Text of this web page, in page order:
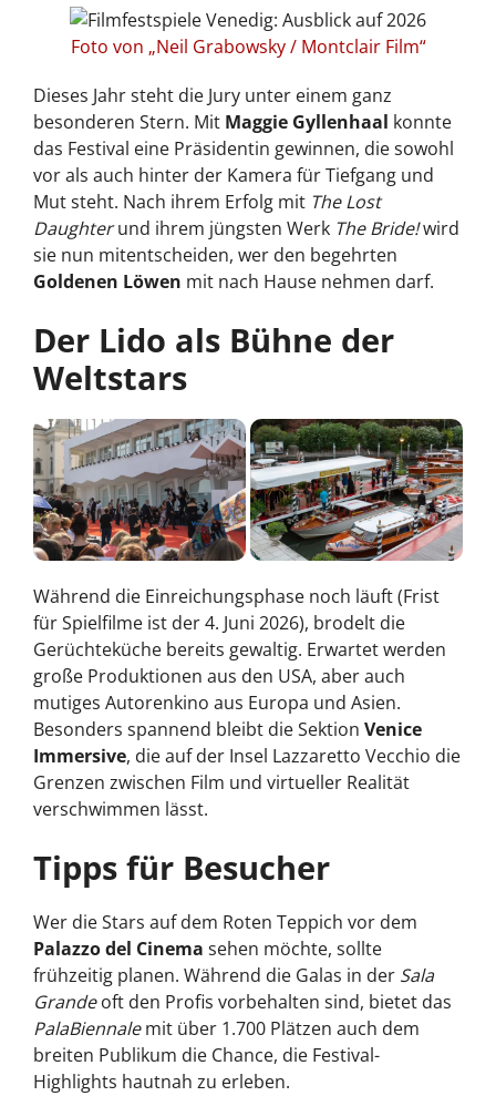
Foto von „Neil Grabowsky / Montclair Film“
Dieses Jahr steht die Jury unter einem ganz
besonderen Stern. Mit Maggie Gyllenhaal konnte
das Festival eine Präsidentin gewinnen, die sowohl
vor als auch hinter der Kamera für Tiefgang und
Mut steht. Nach ihrem Erfolg mit The Lost
Daughterund ihrem jüngsten Werk The Bride!wird
sie nun mitentscheiden, wer den begehrten
Goldenen Löwen mit nach Hause nehmen darf.
Der Lido als Bühne der
Weltstars
Während die Einreichungsphase noch läuft (Frist
für Spielfilme ist der 4. Juni 2026), brodelt die
Gerüchteküche bereits gewaltig. Erwartet werden
große Produktionen aus den USA, aber auch
mutiges Autorenkino aus Europa und Asien.
Besonders spannend bleibt die Sektion Venice
Immersive, die auf der Insel Lazzaretto Vecchio die
Grenzen zwischen Film und virtueller Realität
verschwimmen lässt.
Tipps für Besucher
Wer die Stars auf dem Roten Teppich vor dem
Palazzo del Cinema sehen möchte, sollte
frühzeitig planen. Während die Galas in der Sala
Grandeoft den Profis vorbehalten sind, bietet das
PalaBiennalemit über 1.700 Plätzen auch dem
breiten Publikum die Chance, die Festival-
Highlights hautnah zu erleben.